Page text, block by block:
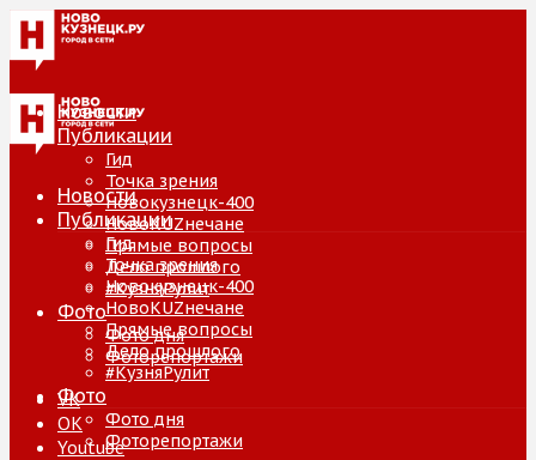
Новости
Публикации
Гид
Точка зрения
Новокузнецк-400
НовоKUZнечане
Прямые вопросы
Дело прошлого
#КузняРулит
Фото
Фото дня
Фоторепортажи
VK
ОК
Youtube
Новости
Публикации
Гид
Точка зрения
Новокузнецк-400
НовоKUZнечане
Прямые вопросы
Дело прошлого
#КузняРулит
Фото
Фото дня
Фоторепортажи